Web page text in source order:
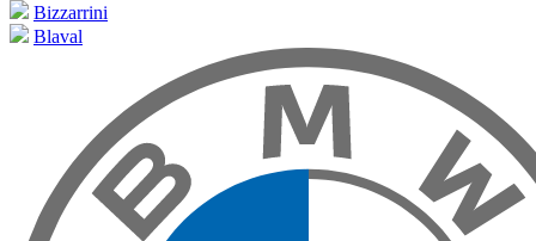
Bizzarrini
Blaval